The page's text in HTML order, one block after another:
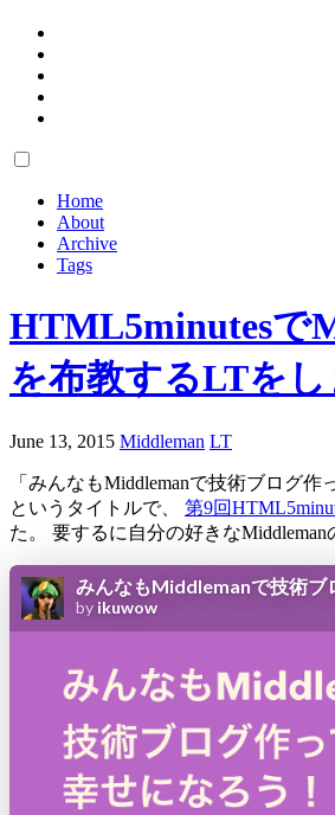
Home
About
Archive
Tags
HTML5minutesで
を布教するLTをし
June 13, 2015 Middleman LT
「みんなもMiddlemanで技術ブログ作
というタイトルで、 第9回
た。 要するに自分の好きなMiddleman